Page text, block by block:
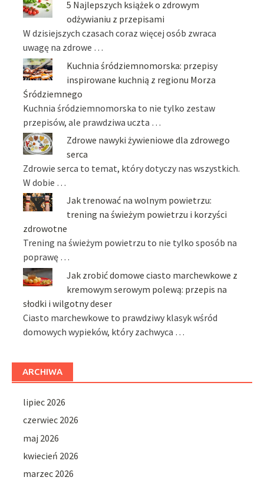
5 Najlepszych książek o zdrowym
odżywianiu z przepisami
W dzisiejszych czasach coraz więcej osób zwraca
uwagę na zdrowe …
Kuchnia śródziemnomorska: przepisy
inspirowane kuchnią z regionu Morza
Śródziemnego
Kuchnia śródziemnomorska to nie tylko zestaw
przepisów, ale prawdziwa uczta …
Zdrowe nawyki żywieniowe dla zdrowego
serca
Zdrowie serca to temat, który dotyczy nas wszystkich.
W dobie …
Jak trenować na wolnym powietrzu:
trening na świeżym powietrzu i korzyści
zdrowotne
Trening na świeżym powietrzu to nie tylko sposób na
poprawę …
Jak zrobić domowe ciasto marchewkowe z
kremowym serowym polewą: przepis na
słodki i wilgotny deser
Ciasto marchewkowe to prawdziwy klasyk wśród
domowych wypieków, który zachwyca …
ARCHIWA
lipiec 2026
czerwiec 2026
maj 2026
kwiecień 2026
marzec 2026